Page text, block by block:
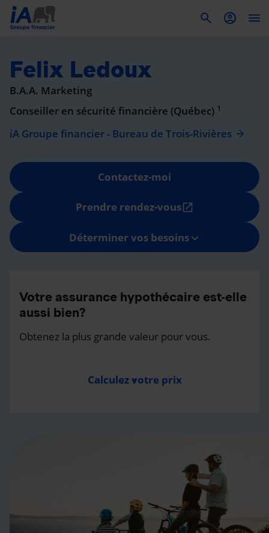
Felix Ledoux
B.A.A. Marketing
Conseiller en sécurité financière (Québec) 1
iA Groupe financier - Bureau de Trois-Rivières
Contactez-moi
Prendre rendez-vousopen_in_new
Déterminer vos besoins
Votre assurance hypothécaire est-elle
aussi bien?
Obtenez la plus grande valeur pour vous.
Calculez votre prix